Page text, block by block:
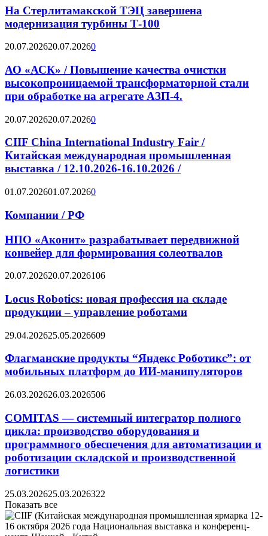
На Стерлитамакской ТЭЦ завершена
модернизация турбины Т-100
20.07.202620.07.20260
АО «АСК» / Повышение качества очистки
высокопроницаемой трансформаторной стали
при обработке на агрегате АЗП-4.
20.07.202620.07.20260
CIIF China International Industry Fair /
Китайская международная промышленная
выставка / 12.10.2026-16.10.2026 /
01.07.202601.07.20260
Компании / РФ
НПО «Аконит» разрабатывает передвижной
конвейер для формирования солеотвалов
20.07.202620.07.2026106
Locus Robotics: новая профессия на складе
продукции – управление роботами
29.04.202625.05.2026609
Флагманские продукты “Яндекс Роботикс”: от
мобильных платформ до ИИ-манипуляторов
26.03.202626.03.2026506
COMITAS — системный интегратор полного
цикла: производство оборудования и
программного обеспечения для автоматизации и
роботизации складской и производственной
логистики
25.03.202625.03.2026322
Показать все